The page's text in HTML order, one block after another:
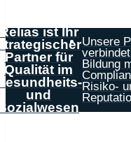
ist Ihr
Partner für
Qualität im
und
Unsere
Bildung
Risiko-